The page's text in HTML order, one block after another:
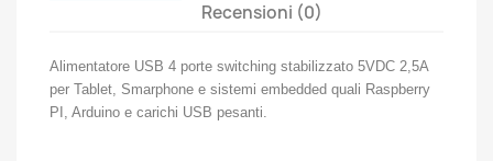
Recensioni (0)
Alimentatore USB 4 porte switching stabilizzato 5VDC 2,5A
per Tablet, Smarphone e sistemi embedded quali Raspberry
PI, Arduino e carichi USB pesanti.